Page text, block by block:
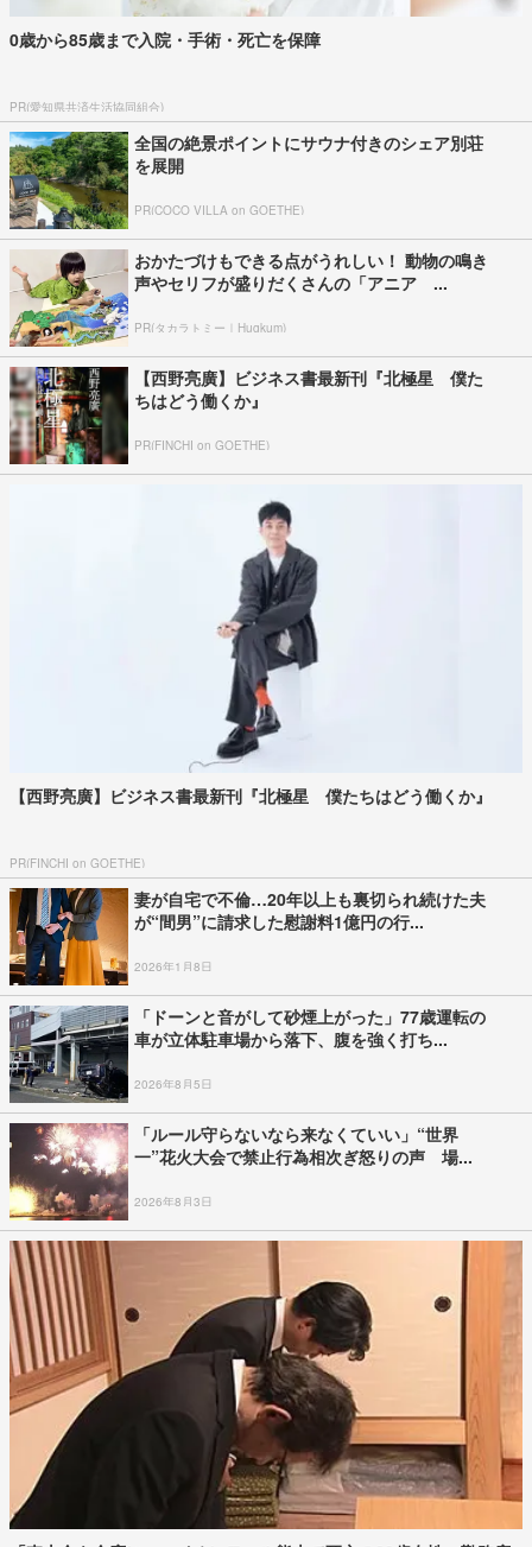
0歳から85歳まで入院・手術・死亡を保障
PR(愛知県共済生活協同組合)
全国の絶景ポイントにサウナ付きのシェア別荘
を展開
PR(COCO VILLA on GOETHE)
おかたづけもできる点がうれしい！ 動物の鳴き
声やセリフが盛りだくさんの「アニア ...
PR(タカラトミー｜Hugkum)
【西野亮廣】ビジネス書最新刊『北極星 僕た
ちはどう働くか』
PR(FINCHI on GOETHE)
【西野亮廣】ビジネス書最新刊『北極星 僕たちはどう働くか』
PR(FINCHI on GOETHE)
妻が自宅で不倫…20年以上も裏切られ続けた夫
が“間男”に請求した慰謝料1億円の行...
2026年1月8日
「ドーンと音がして砂煙上がった」77歳運転の
車が立体駐車場から落下、腹を強く打ち...
2026年8月5日
「ルール守らないなら来なくていい」“世界
一”花火大会で禁止行為相次ぎ怒りの声 場...
2026年8月3日